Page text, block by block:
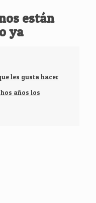
están
ya
les gusta hacer
años los